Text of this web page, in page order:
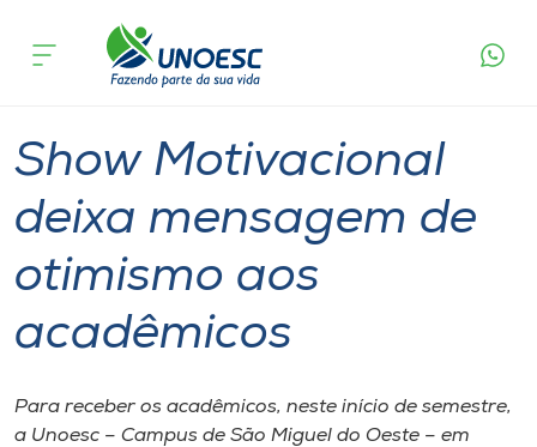
Cursos
Pesquisa
Atendimento ao Estudante
Portal de Ensino
A
acontece
Show Motivacional
deixa mensagem de
otimismo aos
acadêmicos
Para receber os acadêmicos, neste início de semestre,
a Unoesc – Campus de São Miguel do Oeste – em